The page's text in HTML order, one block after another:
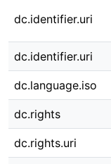
dc.identifier.uri
dc.identifier.uri
dc.language.iso
dc.rights
dc.rights.uri